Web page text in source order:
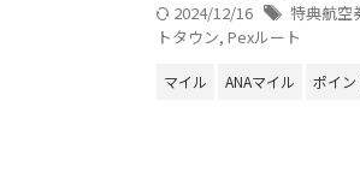
2024/12/16 特典航空
トタウン, Pexルート
マイル ANAマイル ポイン